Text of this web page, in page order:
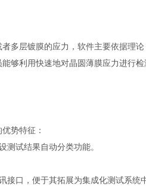
层镀膜的应力，软件主要依据理论
够利用快速地对晶圆薄膜应力进行
优势特征：
试结果自动分类功能。
口，便于其拓展为集成化测试系统